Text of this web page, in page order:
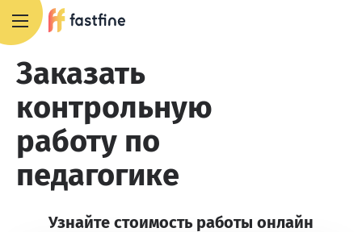
Заказать
контрольную
работу по
педагогике
Узнайте стоимость работы онлайн